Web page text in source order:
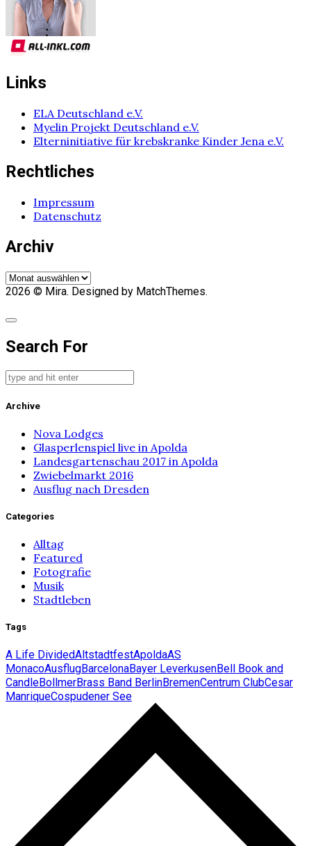
Links
ELA Deutschland e.V.
Myelin Projekt Deutschland e.V.
Elterninitiative für krebskranke Kinder Jena e.V.
Rechtliches
Impressum
Datenschutz
Archiv
Archiv
2026 © Mira. Designed by MatchThemes.
Search For
Archive
Nova Lodges
Glasperlenspiel live in Apolda
Landesgartenschau 2017 in Apolda
Zwiebelmarkt 2016
Ausflug nach Dresden
Categories
Alltag
Featured
Fotografie
Musik
Stadtleben
Tags
A Life DividedAltstadtfestApoldaAS
MonacoAusflugBarcelonaBayer LeverkusenBell Book and
CandleBollmerBrass Band BerlinBremenCentrum ClubCesar
ManriqueCospudener See